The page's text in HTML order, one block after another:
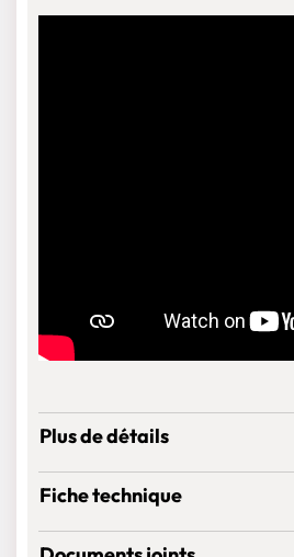
Plus de détails
Fiche technique